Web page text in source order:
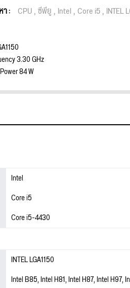
: CPU ซีพียู Intel Core i5 INTEL
3.30 GHz
84 W
Intel
Core i5
Core i5-4430
INTEL LGA1150
Intel B85, Intel H81, Intel H87, Intel H97,